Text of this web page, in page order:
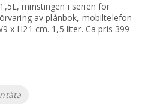
minstingen i serien för
av plånbok, mobiltelefon
x H21 cm. 1,5 liter. Ca pris 399